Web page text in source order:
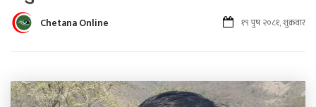
Chetana Online १९ पुष २०८१, शुक्रवार